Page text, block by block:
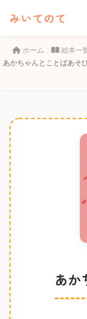
みいてのて
ホーム
絵本一
あかちゃんとことばあそ
あか